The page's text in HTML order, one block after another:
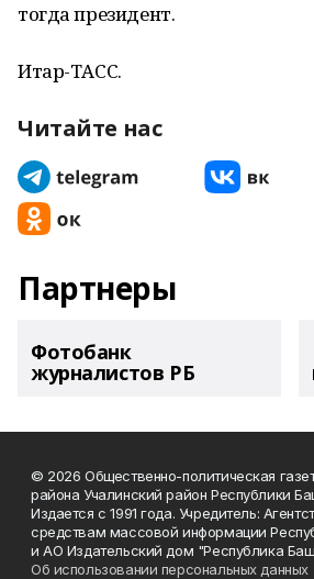
тогда президент.
Итар-ТАСС.
Читайте нас
Партнеры
Фотобанк
журналистов РБ
© 2026 Общественно-политическая
района Учалинский район Республики
Издается с 1991 года. Учредитель:
средствам массовой информации
и АО Издательский дом "Республика
Об использовании персональных данных